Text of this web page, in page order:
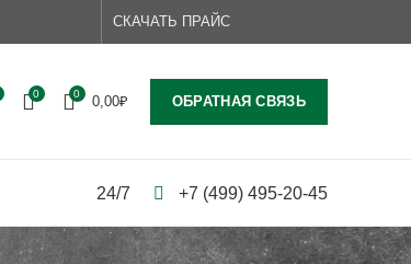
СКАЧАТЬ ПРАЙС
0 0 0,00₽ ОБРАТНАЯ СВЯЗЬ
24/7 +7 (499) 495-20-45